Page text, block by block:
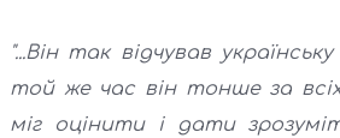
"...Він так відчував
той же час він тонше за всіх
міг оцінити і дати